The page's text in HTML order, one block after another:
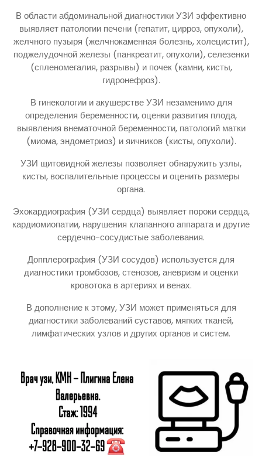
В области абдоминальной диагностики УЗИ эффективно
выявляет патологии печени (гепатит, цирроз, опухоли),
желчного пузыря (желчнокаменная болезнь, холецистит),
поджелудочной железы (панкреатит, опухоли), селезенки
(спленомегалия, разрывы) и почек (камни, кисты,
гидронефроз).
В гинекологии и акушерстве УЗИ незаменимо для
определения беременности, оценки развития плода,
выявления внематочной беременности, патологий матки
(миома, эндометриоз) и яичников (кисты, опухоли).
УЗИ щитовидной железы позволяет обнаружить узлы,
кисты, воспалительные процессы и оценить размеры
органа.
Эхокардиография (УЗИ сердца) выявляет пороки сердца,
кардиомиопатии, нарушения клапанного аппарата и другие
сердечно-сосудистые заболевания.
Допплерография (УЗИ сосудов) используется для
диагностики тромбозов, стенозов, аневризм и оценки
кровотока в артериях и венах.
В дополнение к этому, УЗИ может применяться для
диагностики заболеваний суставов, мягких тканей,
лимфатических узлов и других органов и систем.